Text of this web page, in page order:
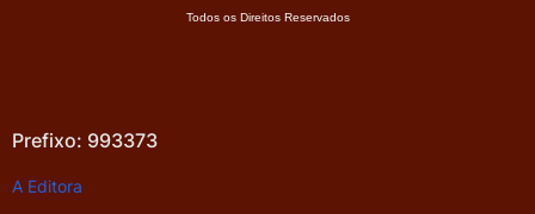
Todos os Direitos Reservados
Prefixo: 993373
A Editora